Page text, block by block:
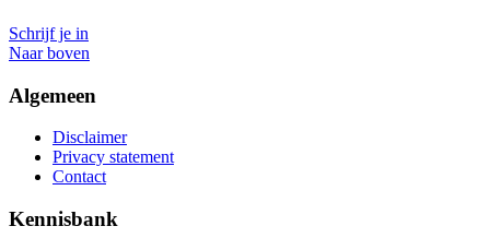
Schrijf je in
Naar boven
Algemeen
Disclaimer
Privacy statement
Contact
Kennisbank